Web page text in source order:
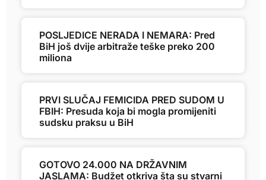
POSLJEDICE NERADA I NEMARA: Pred
BiH još dvije arbitraže teške preko 200
miliona
PRVI SLUČAJ FEMICIDA PRED SUDOM U
FBIH: Presuda koja bi mogla promijeniti
sudsku praksu u BiH
GOTOVO 24.000 NA DRŽAVNIM
JASLAMA: Budžet otkriva šta su stvarni